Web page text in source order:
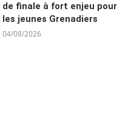
de finale à fort enjeu pour
les jeunes Grenadiers
04/08/2026